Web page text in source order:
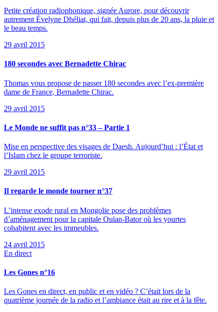
Petite création radiophonique, signée Aurore, pour découvrir
autrement Évelyne Dhéliat, qui fait, depuis plus de 20 ans, la pluie et
le beau temps.
29 avril 2015
180 secondes avec Bernadette Chirac
Thomas vous propose de passer 180 secondes avec l’ex-première
dame de France, Bernadette Chirac.
29 avril 2015
Le Monde ne suffit pas n°33 – Partie 1
Mise en perspective des visages de Daesh. Aujourd’hui : l’État et
l’Islam chez le groupe terroriste.
29 avril 2015
Il regarde le monde tourner n°37
L’intense exode rural en Mongolie pose des problèmes
d’aménagement pour la capitale Oulan-Bator où les yourtes
cohabitent avec les immeubles.
24 avril 2015
En direct
Les Gones n°16
Les Gones en direct, en public et en vidéo ? C’était lors de la
quatrième journée de la radio et l’ambiance était au rire et à la fête.